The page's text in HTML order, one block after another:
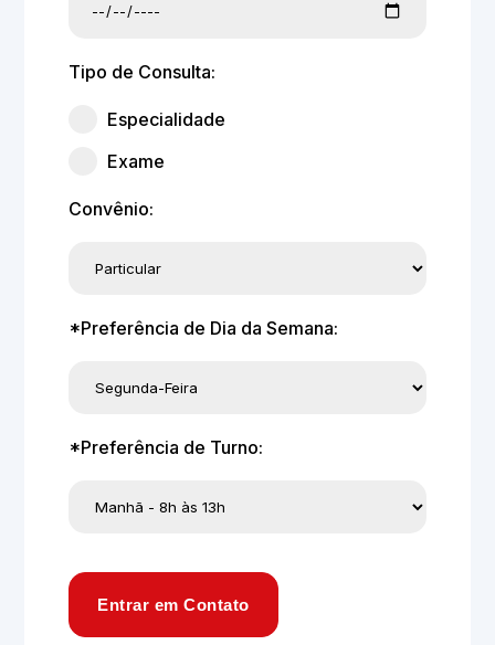
Tipo de Consulta:
Especialidade
Exame
Convênio:
*Preferência de Dia da Semana:
*Preferência de Turno:
Entrar em Contato